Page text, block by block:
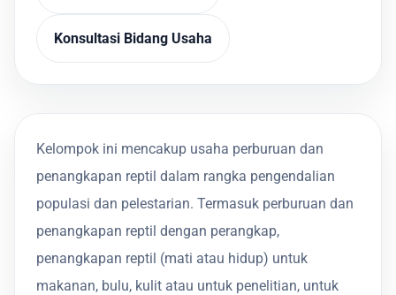
Konsultasi Bidang Usaha
Kelompok ini mencakup usaha perburuan dan
penangkapan reptil dalam rangka pengendalian
populasi dan pelestarian. Termasuk perburuan dan
penangkapan reptil dengan perangkap,
penangkapan reptil (mati atau hidup) untuk
makanan, bulu, kulit atau untuk penelitian, untuk